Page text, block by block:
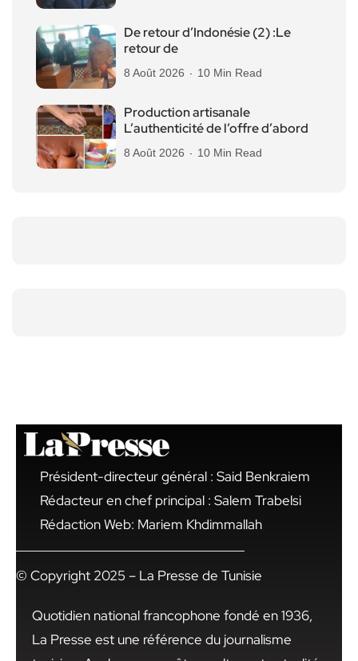
De retour d’Indonésie (2) :Le
retour de
8 Août 2026 10 Min Read
Production artisanale
L’authenticité de l’offre d’abord
8 Août 2026 10 Min Read
Président-directeur général : Said Benkraiem
Rédacteur en chef principal : Salem Trabelsi
Rédaction Web: Mariem Khdimmallah
© Copyright 2025 – La Presse de Tunisie
Quotidien national francophone fondé en 1936,
La Presse est une référence du journalisme